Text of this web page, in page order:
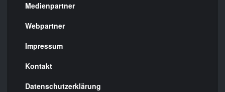
Menülinks
rechte
Seite
Medienpartner
Webpartner
Impressum
Kontakt
Datenschutzerklärung